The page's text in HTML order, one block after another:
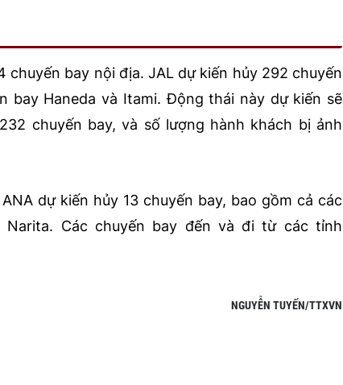
bay nội địa. JAL dự kiến hủy 292 chuyến
bay Haneda và Itami. Động thái này dự kiến sẽ
chuyến bay, và số lượng hành khách bị ảnh
dự kiến hủy 13 chuyến bay, bao gồm cả các
Narita. Các chuyến bay đến và đi từ các tỉnh
NGUYỄN TUYẾN/TTXVN